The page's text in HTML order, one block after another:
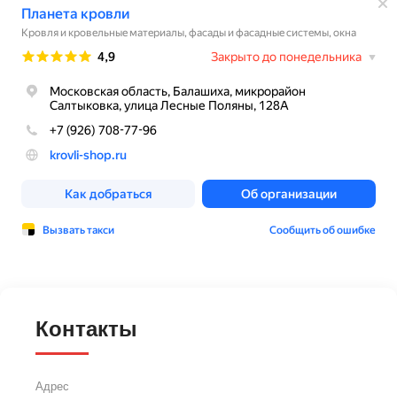
Контакты
Адрес